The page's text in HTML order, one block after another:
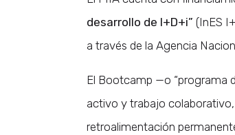
desarrollo de I+D+i” (InES
a través de la Agencia
El Bootcamp —o “programa
activo y trabajo
retroalimentación